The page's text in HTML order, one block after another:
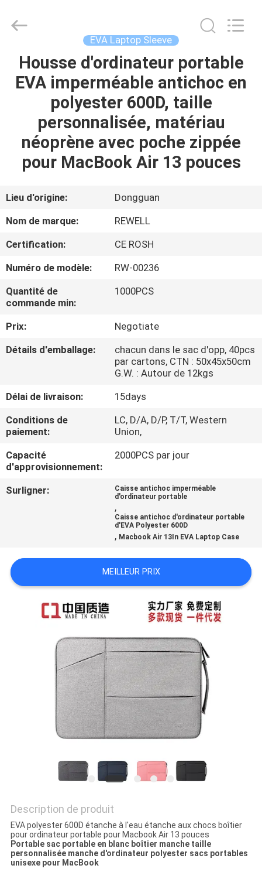
MAISON
PRODUITS
SUJET
NOUS
D'USINE
CONTRÔLE
DE
QUALITÉ
DU
POLICY
Group
Limited.
EVA Laptop Sleeve
Housse d'ordinateur portable
EVA imperméable antichoc en
polyester 600D, taille
personnalisée, matériau
néoprène avec poche zippée
pour MacBook Air 13 pouces
Lieu d'origine:
Dongguan
Nom de marque:
REWELL
Certification:
CE ROSH
Numéro de modèle:
RW-00236
Quantité de
commande min:
1000PCS
Prix:
Negotiate
Détails d'emballage:
chacun dans le sac d'opp, 40pcs
par cartons, CTN : 50x45x50cm
G.W. : Autour de 12kgs
Délai de livraison:
15days
Conditions de
paiement:
LC, D/A, D/P, T/T, Western
Union,
Capacité
d'approvisionnement:
2000PCS par jour
Surligner:
Caisse antichoc imperméable
d'ordinateur portable
,
Caisse antichoc d'ordinateur portable
d'EVA Polyester 600D
, Macbook Air 13In EVA Laptop Case
MEILLEUR PRIX
Description de produit
EVA polyester 600D étanche à l'eau étanche aux chocs boîtier
pour ordinateur portable pour Macbook Air 13 pouces
Portable sac portable en blanc boîtier manche taille
personnalisée manche d'ordinateur polyester sacs portables
unisexe pour MacBook